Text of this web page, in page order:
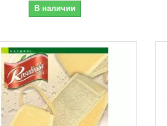
В наличии